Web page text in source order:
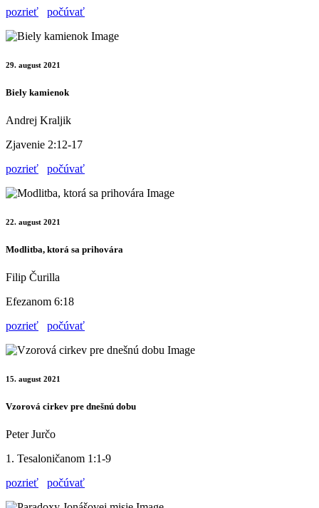
pozrieť
počúvať
29. august 2021
Biely kamienok
Andrej Kraljik
Zjavenie 2:12-17
pozrieť
počúvať
22. august 2021
Modlitba, ktorá sa prihovára
Filip Čurilla
Efezanom 6:18
pozrieť
počúvať
15. august 2021
Vzorová cirkev pre dnešnú dobu
Peter Jurčo
1. Tesaloničanom 1:1-9
pozrieť
počúvať